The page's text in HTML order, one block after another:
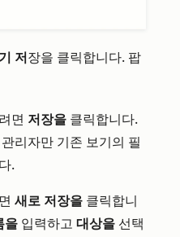
저장을 클릭합니다. 팝
면 저장을 클릭합니다.
리자만 기존 보기의 필
.
새로 저장을 클릭합니
을 입력하고 대상을 선택